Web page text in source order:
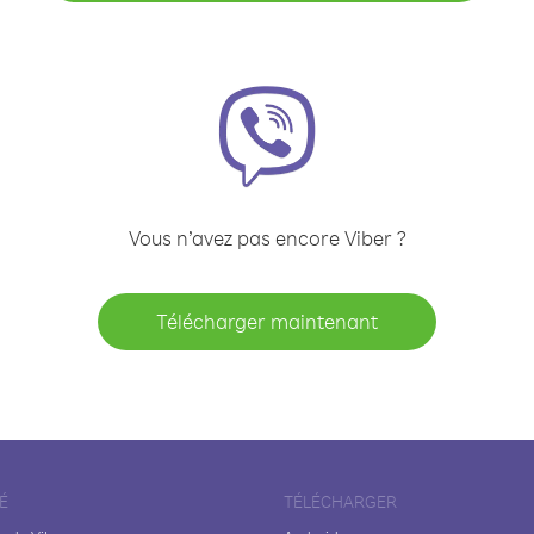
Vous n’avez pas encore Viber ?
Télécharger maintenant
TÉLÉCHARGER